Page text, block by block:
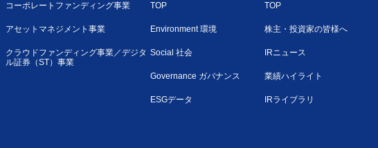
コーポレートファンディング事業
アセットマネジメント事業
クラウドファンディング事業／デジタ
ル証券（ST）事業
TOP
Environment 環境
Social 社会
Governance ガバナンス
ESGデータ
TOP
株主・投資家の皆様へ
IRニュース
業績ハイライト
IRライブラリ